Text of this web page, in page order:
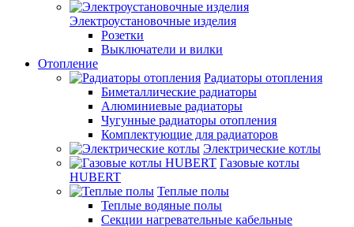
Электроустановочные изделия
Розетки
Выключатели и вилки
Отопление
Радиаторы отопления
Биметаллические радиаторы
Алюминиевые радиаторы
Чугунные радиаторы отопления
Комплектующие для радиаторов
Электрические котлы
Газовые котлы
HUBERT
Теплые полы
Теплые водяные полы
Секции нагревательные кабельные